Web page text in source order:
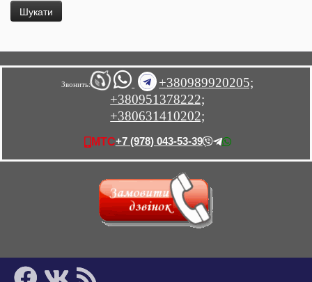
Звонить:
+380989920205;
+380951378222;
+380631410202;
МТС+7 (978) 043-53-39